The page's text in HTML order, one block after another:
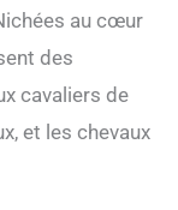
au cœur
des
cavaliers de
et les chevaux